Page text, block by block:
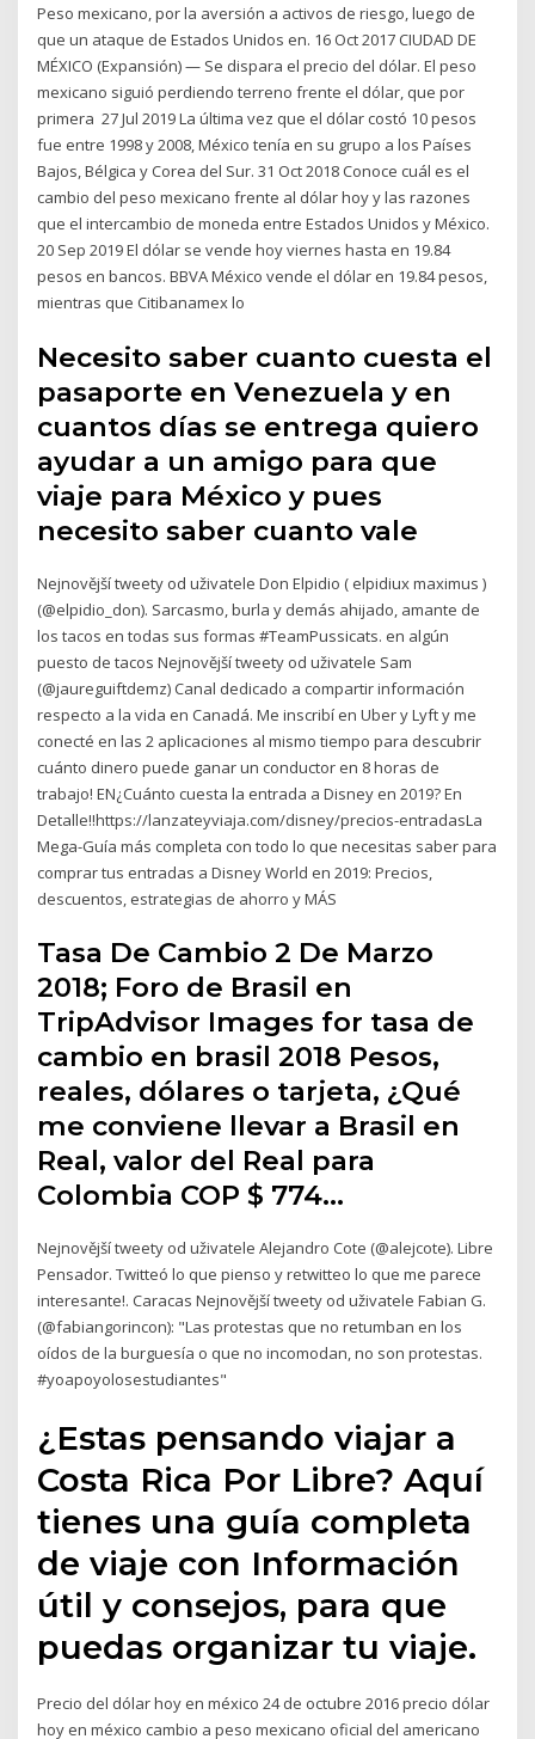
Peso mexicano, por la aversión a activos de riesgo, luego de
que un ataque de Estados Unidos en. 16 Oct 2017 CIUDAD DE
MÉXICO (Expansión) — Se dispara el precio del dólar. El peso
mexicano siguió perdiendo terreno frente el dólar, que por
primera 27 Jul 2019 La última vez que el dólar costó 10 pesos
fue entre 1998 y 2008, México tenía en su grupo a los Países
Bajos, Bélgica y Corea del Sur. 31 Oct 2018 Conoce cuál es el
cambio del peso mexicano frente al dólar hoy y las razones
que el intercambio de moneda entre Estados Unidos y México.
20 Sep 2019 El dólar se vende hoy viernes hasta en 19.84
pesos en bancos. BBVA México vende el dólar en 19.84 pesos,
mientras que Citibanamex lo
Necesito saber cuanto cuesta el
pasaporte en Venezuela y en
cuantos días se entrega quiero
ayudar a un amigo para que
viaje para México y pues
necesito saber cuanto vale
Nejnovější tweety od uživatele Don Elpidio ( elpidiux maximus )
(@elpidio_don). Sarcasmo, burla y demás ahijado, amante de
los tacos en todas sus formas #TeamPussicats. en algún
puesto de tacos Nejnovější tweety od uživatele Sam
(@jaureguiftdemz) Canal dedicado a compartir información
respecto a la vida en Canadá. Me inscribí en Uber y Lyft y me
conecté en las 2 aplicaciones al mismo tiempo para descubrir
cuánto dinero puede ganar un conductor en 8 horas de
trabajo! EN¿Cuánto cuesta la entrada a Disney en 2019? En
Detalle!!https://lanzateyviaja.com/disney/precios-entradasLa
Mega-Guía más completa con todo lo que necesitas saber para
comprar tus entradas a Disney World en 2019: Precios,
descuentos, estrategias de ahorro y MÁS
Tasa De Cambio 2 De Marzo
2018; Foro de Brasil en
TripAdvisor Images for tasa de
cambio en brasil 2018 Pesos,
reales, dólares o tarjeta, ¿Qué
me conviene llevar a Brasil en
Real, valor del Real para
Colombia COP $ 774…
Nejnovější tweety od uživatele Alejandro Cote (@alejcote). Libre
Pensador. Twitteó lo que pienso y retwitteo lo que me parece
interesante!. Caracas Nejnovější tweety od uživatele Fabian G.
(@fabiangorincon): "Las protestas que no retumban en los
oídos de la burguesía o que no incomodan, no son protestas.
#yoapoyolosestudiantes"
¿Estas pensando viajar a
Costa Rica Por Libre? Aquí
tienes una guía completa
de viaje con Información
útil y consejos, para que
puedas organizar tu viaje.
Precio del dólar hoy en méxico 24 de octubre 2016 precio dólar
hoy en méxico cambio a peso mexicano oficial del americano